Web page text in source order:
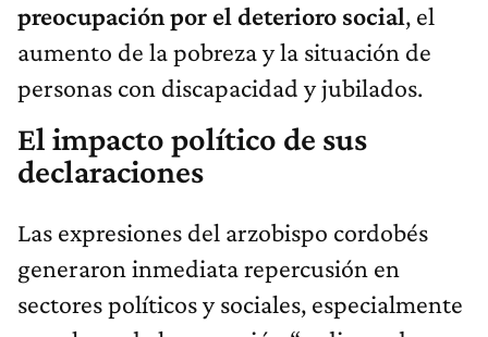
preocupación por el deterioro social, el
aumento de la pobreza y la situación de
personas con discapacidad y jubilados.
El impacto político de sus
declaraciones
Las expresiones del arzobispo cordobés
generaron inmediata repercusión en
sectores políticos y sociales, especialmente